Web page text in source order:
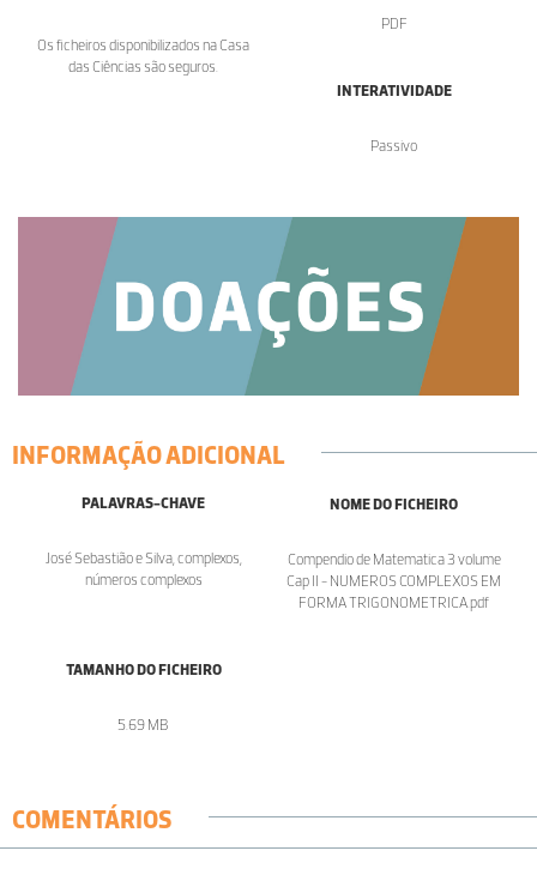
Os ficheiros disponibilizados na Casa
das Ciências são seguros.
PDF
INTERATIVIDADE
Passivo
INFORMAÇÃO ADICIONAL
PALAVRAS-CHAVE
José Sebastião e Silva, complexos,
números complexos
NOME DO FICHEIRO
Compendio de Matematica 3 volume
Cap II - NUMEROS COMPLEXOS EM
FORMA TRIGONOMETRICA.pdf
TAMANHO DO FICHEIRO
5.69 MB
COMENTÁRIOS